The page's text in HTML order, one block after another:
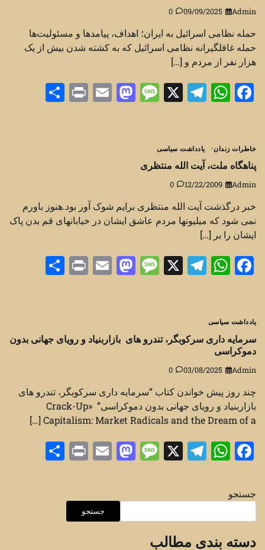
Admin
09/09/2025
0
حمله نظامی اسرائیل به ایران؛ اهداف، پیامدها و مسئولیت‌ها
حمله غافلگیرانه نظامی اسرائیل که به کشته شدن بیش از یک
هزار نفر از مردم و […]
Facebook
WhatsApp
Telegram
X
Message
Mastodon
Email
Print
خاطرات زندان یادداشت سیاسی
پناهگاه ملت، آیت الله منتظری
Admin
12/22/2009
0
خبر درگذشت آیت الله منتظری برایم شوک آور بود.هنوز باورم
نمی شود که میلیونها مردم عاشق ایشان در خیابانهای قم بدن پاک
ایشان را بر […]
Facebook
WhatsApp
Telegram
X
Message
Mastodon
Email
Print
یادداشت سیاسی
سرمایه داری سرکوبگر، تندرو های بازاربنیاد و رویای جهانی بدون
دموکراسی
Admin
03/08/2025
0
چند روز پیش خواندن کتاب “سرمایه داری سرکوبگر، تندرو های
بازاربنیاد و رویای جهانی بدون دموکراسی” «Crack-Up
Capitalism: Market Radicals and the Dream of a […]
Facebook
WhatsApp
Telegram
X
Message
Mastodon
Email
Print
جستجو
جستجو
دسته بندی مطالب